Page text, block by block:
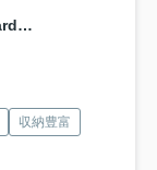
新築 伊勢崎第3茂呂町 5号棟 Livele Garden.S
収納豊富